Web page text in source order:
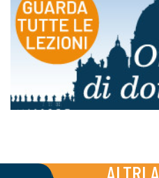
ALTRI